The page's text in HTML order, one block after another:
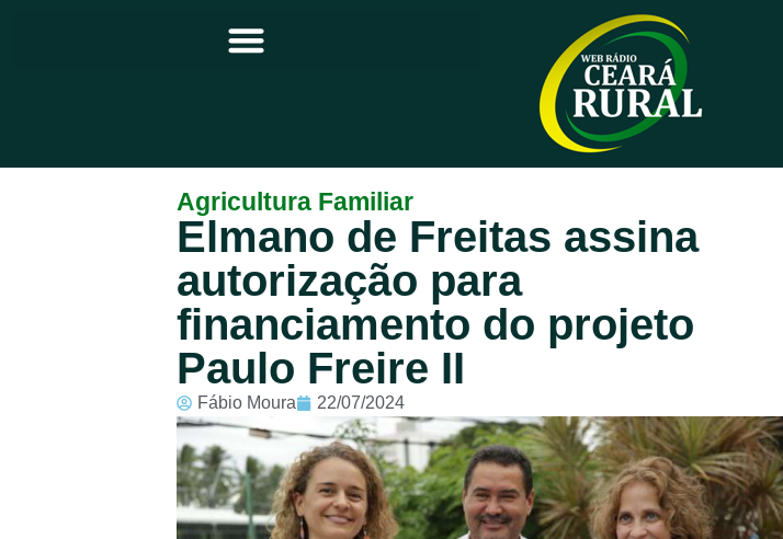
Principal
Notícias
Programação
Equipe
Contato
Sobre
Agricultura Familiar
Elmano de Freitas assina
autorização para
financiamento do projeto
Paulo Freire II
Fábio Moura 22/07/2024